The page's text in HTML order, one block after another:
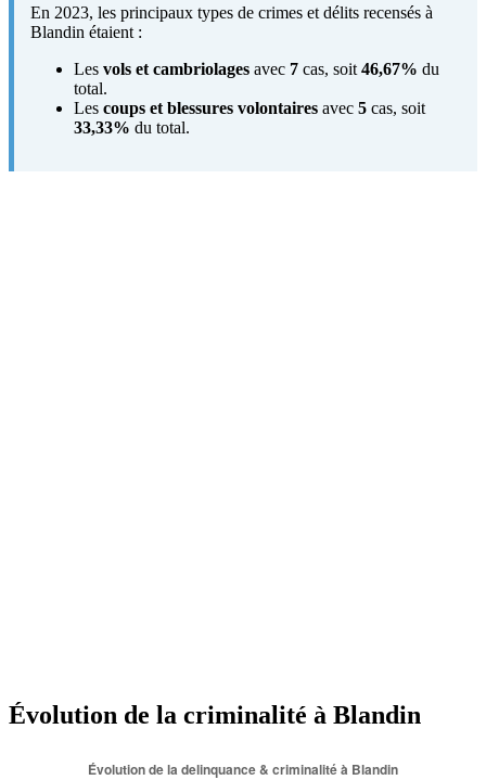
En 2023, les principaux types de crimes et délits recensés à
Blandin étaient :
Les vols et cambriolages avec 7 cas, soit 46,67% du
total.
Les coups et blessures volontaires avec 5 cas, soit
33,33% du total.
Évolution de la criminalité à Blandin